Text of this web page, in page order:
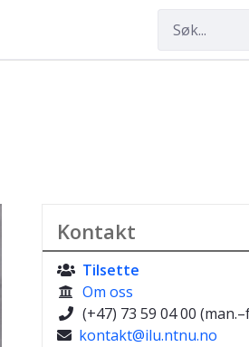
Kontakt
 Tilsette
 Om oss
 (+47) 73 59 04 00
 kontakt@ilu.ntnu.no